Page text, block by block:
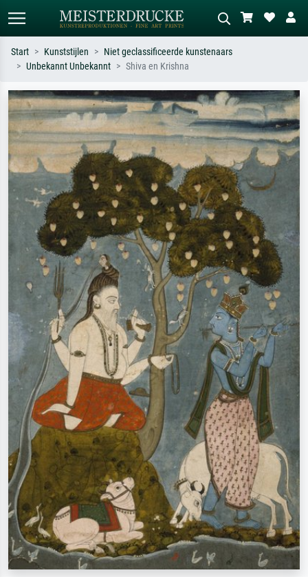
Zoek op kunstenaar, titel of stijl – bijv.
Monet, Sterrennacht, impressionisme,
Hokusai-golf, naakt.
Beschrijf de scène – bijv. groene
weide, abstract met veel rood, donker
olieverfschilderij, staand naakt naast
een boom.
Start Kunststijlen
Niet geclassificeerde kunstenaars
Unbekannt Unbekannt
Shiva en Krishna